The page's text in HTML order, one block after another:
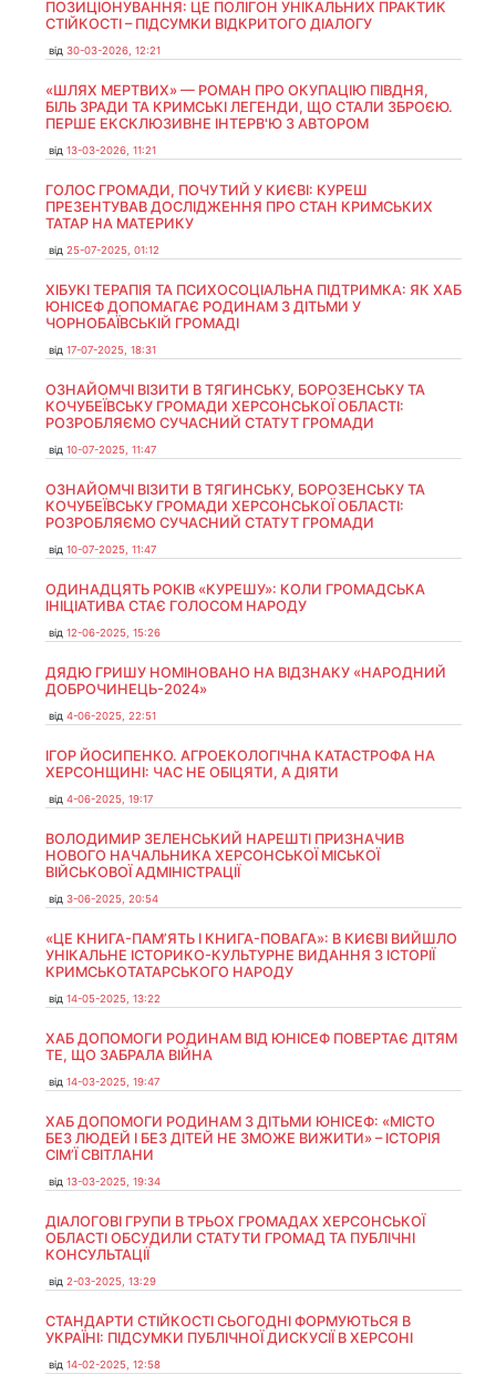
ПОЗИЦІОНУВАННЯ: ЦЕ ПОЛІГОН УНІКАЛЬНИХ ПРАКТИК
СТІЙКОСТІ – ПІДСУМКИ ВІДКРИТОГО ДІАЛОГУ
від 30-03-2026, 12:21
«ШЛЯХ МЕРТВИХ» — РОМАН ПРО ОКУПАЦІЮ ПІВДНЯ,
БІЛЬ ЗРАДИ ТА КРИМСЬКІ ЛЕГЕНДИ, ЩО СТАЛИ ЗБРОЄЮ.
ПЕРШЕ ЕКСКЛЮЗИВНЕ ІНТЕРВ'Ю З АВТОРОМ
від 13-03-2026, 11:21
ГОЛОС ГРОМАДИ, ПОЧУТИЙ У КИЄВІ: КУРЕШ
ПРЕЗЕНТУВАВ ДОСЛІДЖЕННЯ ПРО СТАН КРИМСЬКИХ
ТАТАР НА МАТЕРИКУ
від 25-07-2025, 01:12
ХІБУКІ ТЕРАПІЯ ТА ПСИХОСОЦІАЛЬНА ПІДТРИМКА: ЯК ХАБ
ЮНІСЕФ ДОПОМАГАЄ РОДИНАМ З ДІТЬМИ У
ЧОРНОБАЇВСЬКІЙ ГРОМАДІ
від 17-07-2025, 18:31
ОЗНАЙОМЧІ ВІЗИТИ В ТЯГИНСЬКУ, БОРОЗЕНСЬКУ ТА
КОЧУБЕЇВСЬКУ ГРОМАДИ ХЕРСОНСЬКОЇ ОБЛАСТІ:
РОЗРОБЛЯЄМО СУЧАСНИЙ СТАТУТ ГРОМАДИ
від 10-07-2025, 11:47
ОЗНАЙОМЧІ ВІЗИТИ В ТЯГИНСЬКУ, БОРОЗЕНСЬКУ ТА
КОЧУБЕЇВСЬКУ ГРОМАДИ ХЕРСОНСЬКОЇ ОБЛАСТІ:
РОЗРОБЛЯЄМО СУЧАСНИЙ СТАТУТ ГРОМАДИ
від 10-07-2025, 11:47
ОДИНАДЦЯТЬ РОКІВ «КУРЕШУ»: КОЛИ ГРОМАДСЬКА
ІНІЦІАТИВА СТАЄ ГОЛОСОМ НАРОДУ
від 12-06-2025, 15:26
ДЯДЮ ГРИШУ НОМІНОВАНО НА ВІДЗНАКУ «НАРОДНИЙ
ДОБРОЧИНЕЦЬ-2024»
від 4-06-2025, 22:51
ІГОР ЙОСИПЕНКО. АГРОЕКОЛОГІЧНА КАТАСТРОФА НА
ХЕРСОНЩИНІ: ЧАС НЕ ОБІЦЯТИ, А ДІЯТИ
від 4-06-2025, 19:17
ВОЛОДИМИР ЗЕЛЕНСЬКИЙ НАРЕШТІ ПРИЗНАЧИВ
НОВОГО НАЧАЛЬНИКА ХЕРСОНСЬКОЇ МІСЬКОЇ
ВІЙСЬКОВОЇ АДМІНІСТРАЦІЇ
від 3-06-2025, 20:54
«ЦЕ КНИГА-ПАМ’ЯТЬ І КНИГА-ПОВАГА»: В КИЄВІ ВИЙШЛО
УНІКАЛЬНЕ ІСТОРИКО-КУЛЬТУРНЕ ВИДАННЯ З ІСТОРІЇ
КРИМСЬКОТАТАРСЬКОГО НАРОДУ
від 14-05-2025, 13:22
ХАБ ДОПОМОГИ РОДИНАМ ВІД ЮНІСЕФ ПОВЕРТАЄ ДІТЯМ
ТЕ, ЩО ЗАБРАЛА ВІЙНА
від 14-03-2025, 19:47
ХАБ ДОПОМОГИ РОДИНАМ З ДІТЬМИ ЮНІСЕФ: «МІСТО
БЕЗ ЛЮДЕЙ І БЕЗ ДІТЕЙ НЕ ЗМОЖЕ ВИЖИТИ» – ІСТОРІЯ
СІМʼЇ СВІТЛАНИ
від 13-03-2025, 19:34
ДІАЛОГОВІ ГРУПИ В ТРЬОХ ГРОМАДАХ ХЕРСОНСЬКОЇ
ОБЛАСТІ ОБСУДИЛИ СТАТУТИ ГРОМАД ТА ПУБЛІЧНІ
КОНСУЛЬТАЦІЇ
від 2-03-2025, 13:29
СТАНДАРТИ СТІЙКОСТІ СЬОГОДНІ ФОРМУЮТЬСЯ В
УКРАЇНІ: ПІДСУМКИ ПУБЛІЧНОЇ ДИСКУСІЇ В ХЕРСОНІ
від 14-02-2025, 12:58